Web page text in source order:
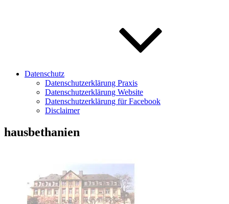
Datenschutz
Datenschutzerklärung Praxis
Datenschutzerklärung Website
Datenschutzerklärung für Facebook
Disclaimer
hausbethanien